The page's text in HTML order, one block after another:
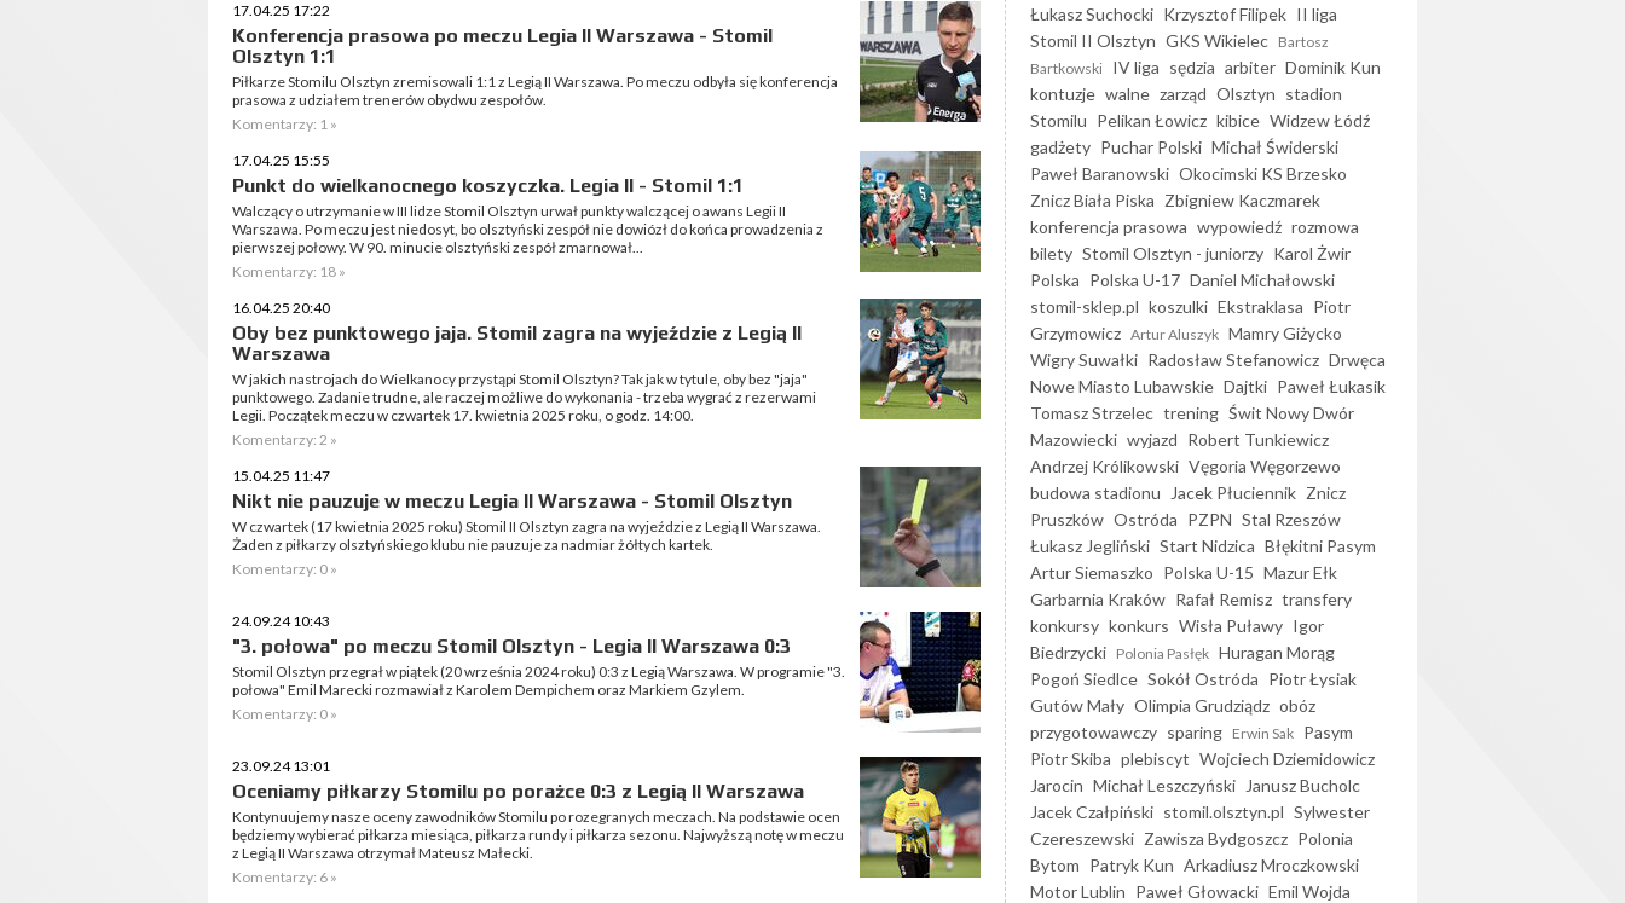
17.04.25 17:22
Konferencja prasowa po meczu Legia II Warszawa - Stomil
Olsztyn 1:1
Piłkarze Stomilu Olsztyn zremisowali 1:1 z Legią II Warszawa. Po meczu odbyła się konferencja
prasowa z udziałem trenerów obydwu zespołów.
Komentarzy: 1 »
17.04.25 15:55
Punkt do wielkanocnego koszyczka. Legia II - Stomil 1:1
Walczący o utrzymanie w III lidze Stomil Olsztyn urwał punkty walczącej o awans Legii II
Warszawa. Po meczu jest niedosyt, bo olsztyński zespół nie dowiózł do końca prowadzenia z
pierwszej połowy. W 90. minucie olsztyński zespół zmarnował...
Komentarzy: 18 »
16.04.25 20:40
Oby bez punktowego jaja. Stomil zagra na wyjeździe z Legią II
Warszawa
W jakich nastrojach do Wielkanocy przystąpi Stomil Olsztyn? Tak jak w tytule, oby bez "jaja"
punktowego. Zadanie trudne, ale raczej możliwe do wykonania - trzeba wygrać z rezerwami
Legii. Początek meczu w czwartek 17. kwietnia 2025 roku, o godz. 14:00.
Komentarzy: 2 »
15.04.25 11:47
Nikt nie pauzuje w meczu Legia II Warszawa - Stomil Olsztyn
W czwartek (17 kwietnia 2025 roku) Stomil II Olsztyn zagra na wyjeździe z Legią II Warszawa.
Żaden z piłkarzy olsztyńskiego klubu nie pauzuje za nadmiar żółtych kartek.
Komentarzy: 0 »
24.09.24 10:43
"3. połowa" po meczu Stomil Olsztyn - Legia II Warszawa 0:3
Stomil Olsztyn przegrał w piątek (20 września 2024 roku) 0:3 z Legią Warszawa. W programie "3.
połowa" Emil Marecki rozmawiał z Karolem Dempichem oraz Markiem Gzylem.
Komentarzy: 0 »
23.09.24 13:01
Oceniamy piłkarzy Stomilu po porażce 0:3 z Legią II Warszawa
Kontynuujemy nasze oceny zawodników Stomilu po rozegranych meczach. Na podstawie ocen
będziemy wybierać piłkarza miesiąca, piłkarza rundy i piłkarza sezonu. Najwyższą notę w meczu
z Legią II Warszawa otrzymał Mateusz Małecki.
Komentarzy: 6 »
Łukasz Suchocki Krzysztof Filipek II liga
Stomil II Olsztyn GKS Wikielec Bartosz
Bartkowski IV liga sędzia arbiter Dominik Kun
kontuzje walne zarząd Olsztyn stadion
Stomilu Pelikan Łowicz kibice Widzew Łódź
gadżety Puchar Polski Michał Świderski
Paweł Baranowski Okocimski KS Brzesko
Znicz Biała Piska Zbigniew Kaczmarek
konferencja prasowa wypowiedź rozmowa
bilety Stomil Olsztyn - juniorzy Karol Żwir
Polska Polska U-17 Daniel Michałowski
stomil-sklep.pl koszulki Ekstraklasa Piotr
Grzymowicz Artur Aluszyk Mamry Giżycko
Wigry Suwałki Radosław Stefanowicz Drwęca
Nowe Miasto Lubawskie Dajtki Paweł Łukasik
Tomasz Strzelec trening Świt Nowy Dwór
Mazowiecki wyjazd Robert Tunkiewicz
Andrzej Królikowski Vęgoria Węgorzewo
budowa stadionu
Jacek Płuciennik Znicz
Pruszków Ostróda PZPN Stal Rzeszów
Łukasz Jegliński Start Nidzica Błękitni Pasym
Artur Siemaszko Polska U-15 Mazur Ełk
Garbarnia Kraków Rafał Remisz transfery
konkursy konkurs Wisła Puławy Igor
Biedrzycki Polonia Pasłęk Huragan Morąg
Pogoń Siedlce Sokół Ostróda Piotr Łysiak
Gutów Mały Olimpia Grudziądz obóz
przygotowawczy sparing Erwin Sak Pasym
Piotr Skiba plebiscyt Wojciech Dziemidowicz
Jarocin Michał Leszczyński
Janusz Bucholc
Jacek Czałpiński stomil.olsztyn.pl Sylwester
Czereszewski Zawisza Bydgoszcz Polonia
Bytom Patryk Kun Arkadiusz Mroczkowski
Motor Lublin Paweł Głowacki Emil Wojda